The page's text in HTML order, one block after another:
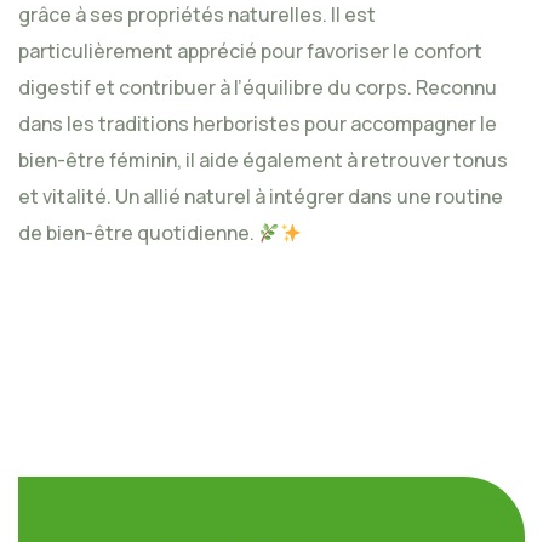
grâce à ses propriétés naturelles. Il est
particulièrement apprécié pour favoriser le confort
digestif et contribuer à l’équilibre du corps. Reconnu
dans les traditions herboristes pour accompagner le
bien-être féminin, il aide également à retrouver tonus
et vitalité. Un allié naturel à intégrer dans une routine
de bien-être quotidienne.